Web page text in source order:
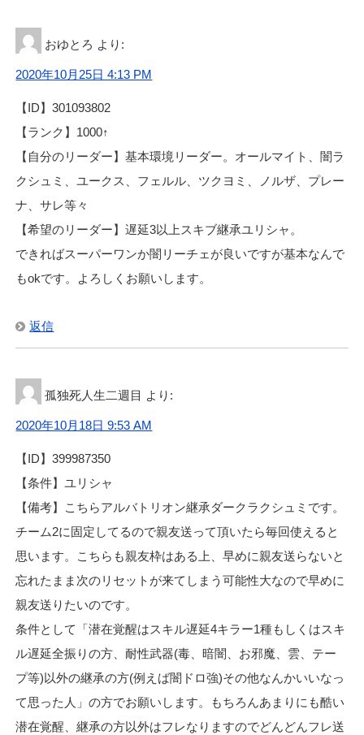
おゆとろ より:
2020年10月25日 4:13 PM
【ID】301093802
【ランク】1000↑
【自分のリーダー】基本環境リーダー。オールマイト、闇ラ
クシュミ、ユークス、フェルル、ツクヨミ、ノルザ、プレー
ナ、サレ等々
【希望のリーダー】遅延3以上スキブ継承ユリシャ。
できればスーパーワンか闇リーチェが良いですが基本なんで
もokです。よろしくお願いします。
返信
孤独死人生二週目 より:
2020年10月18日 9:53 AM
【ID】399987350
【条件】ユリシャ
【備考】こちらアルバトリオン継承ダークラクシュミです。
チーム2に固定してるので親友送って頂いたら毎回使えると
思います。こちらも親友枠はある上、早めに親友送らないと
忘れたまま次のリセットが来てしまう可能性大なので早めに
親友送りたいのです。
条件として「潜在覚醒はスキル遅延4キラー1種もしくはスキ
ル遅延全振りの方、耐性武器(毒、暗闇、お邪魔、雲、テー
プ等)以外の継承の方(例えば闇ドロ強)その他なんかいいなっ
て思った人」の方でお願いします。もちろんあまりにも酷い
潜在覚醒、継承の方以外はフレなりますのでどんどんフレ送